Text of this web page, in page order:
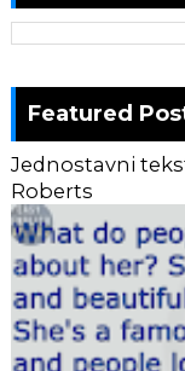
Featured
Jednostavni
Roberts